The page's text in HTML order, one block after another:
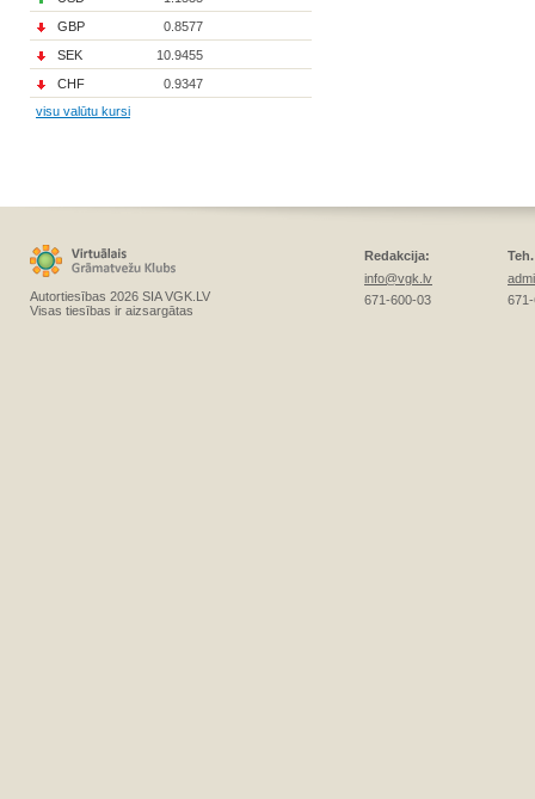
GBP
0.8577
SEK
10.9455
CHF
0.9347
visu valūtu kursi
Autortiesības 2026 SIA VGK.LV
Visas tiesības ir aizsargātas
Redakcija:
info@vgk.lv
671-600-03